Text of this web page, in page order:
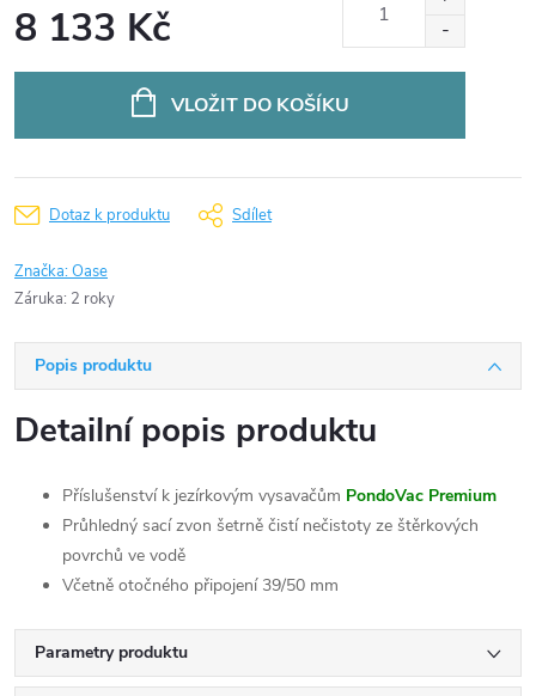
8 133 Kč
VLOŽIT DO KOŠÍKU
Dotaz k produktu Sdílet
Značka:Oase
Záruka: 2 roky
Popis produktu
Detailní popis produktu
Příslušenství k jezírkovým vysavačům PondoVac Premium
Průhledný sací zvon šetrně čistí nečistoty ze štěrkových
povrchů ve vodě
Včetně otočného připojení 39/50 mm
Parametry produktu